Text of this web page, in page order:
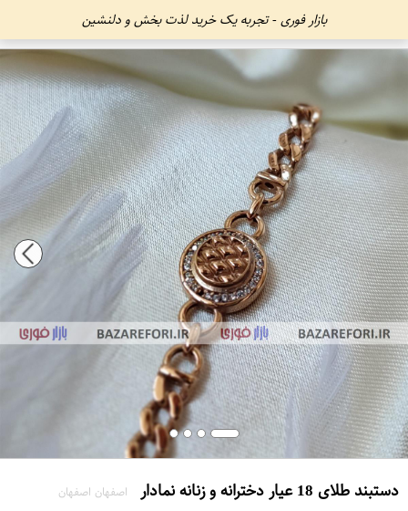
بازار فوری - تجربه یک خرید لذت بخش و دلنشین
دستبند طلای 18 عیار دخترانه و زنانه نمادار اصفهان اصفهان